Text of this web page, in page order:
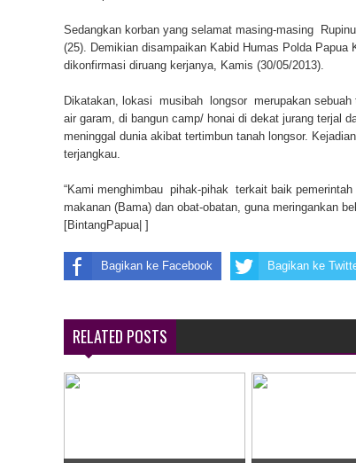
Turns Remote Papua Frontier into National Food Belt with
Tinjau Program Cetak Sawah dan Penanaman Padi di Merauke
Sekda Jayawijaya Jadi Tersangka Kasus Korupsi Jalan Lingkar
Artisans Take Center Stage at Indonesia's National Craft
Memti Pesona Tersembunyi di Kabupaten Pegunungan Arfak
Sedangkan korban yang selamat masing-masing
(25). Demikian disampaikan Kabid Humas Polda
dikonfirmasi diruang kerjanya, Kamis (30/05/2013).
Dikatakan, lokasi musibah longsor merupakan sebuah
air garam, di bangun camp/ honai di dekat jurang terjal
meninggal dunia akibat tertimbun tanah longsor.
terjangkau.
“Kami menghimbau pihak-pihak terkait baik
makanan (Bama) dan obat-obatan, guna meringankan
[BintangPapua| ]
Bagikan ke Facebook Bagikan ke
RELATED POSTS